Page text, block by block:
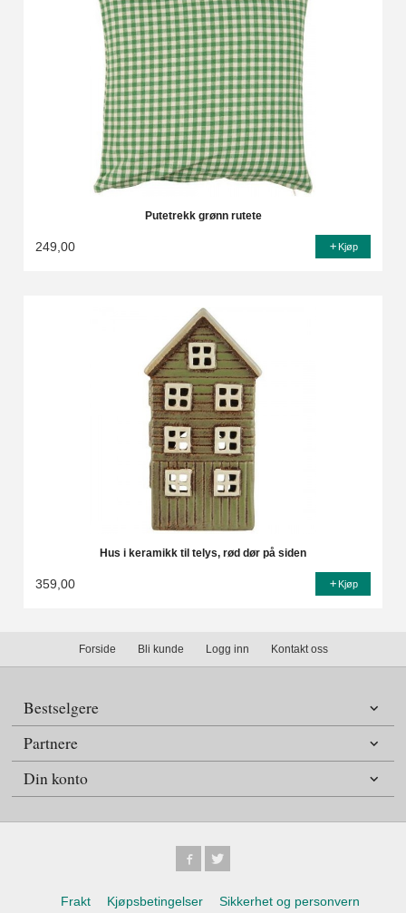
Putetrekk grønn rutete
249,00 Kjøp
Hus i keramikk til telys, rød dør på siden
359,00 Kjøp
Forside Bli kunde Logg inn Kontakt oss
Bestselgere
Partnere
Din konto
Frakt Kjøpsbetingelser Sikkerhet og personvern